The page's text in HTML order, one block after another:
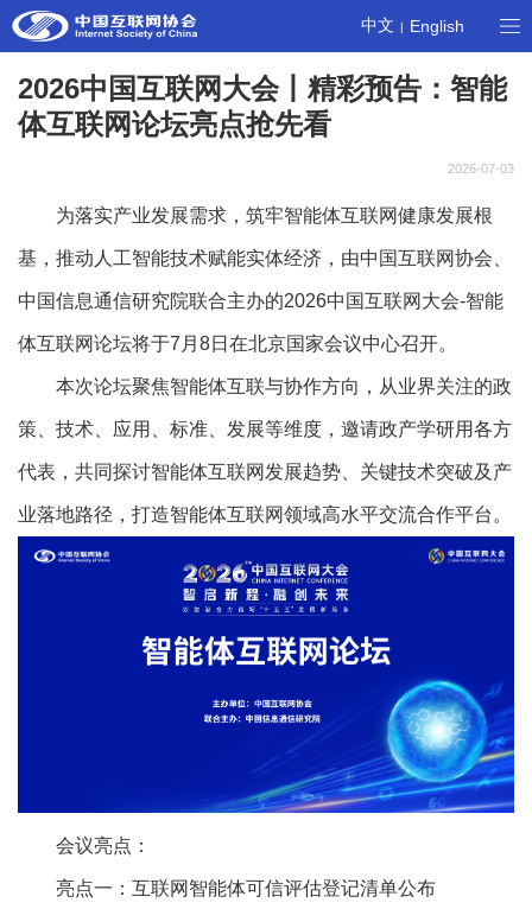
中文 | English
2026中国互联网大会丨精彩预告：智能
体互联网论坛亮点抢先看
2026-07-03
为落实产业发展需求，筑牢智能体互联网健康发展根
基，推动人工智能技术赋能实体经济，由中国互联网协会、
中国信息通信研究院联合主办的2026中国互联网大会-智能
体互联网论坛将于7月8日在北京国家会议中心召开。
本次论坛聚焦智能体互联与协作方向，从业界关注的政
策、技术、应用、标准、发展等维度，邀请政产学研用各方
代表，共同探讨智能体互联网发展趋势、关键技术突破及产
业落地路径，打造智能体互联网领域高水平交流合作平台。
会议亮点：
亮点一：互联网智能体可信评估登记清单公布